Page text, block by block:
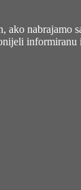
ako nabrajamo